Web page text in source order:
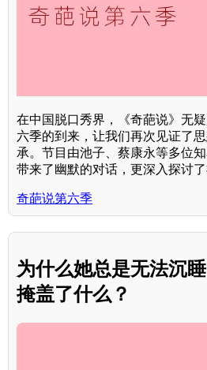
在中国脱口秀界，《奇葩说》无
六季的到来，让我们再次见证了
承。节目由池子、蔡康永等多位
带来了幽默的对话，更深入探讨
奇葩说第六季
为什么她总是无法沉
掩盖了什么？